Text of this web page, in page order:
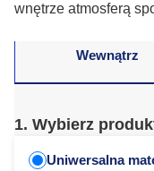
wnętrze atmosferą
Wewnątrz
1. Wybierz
Uniwersalna